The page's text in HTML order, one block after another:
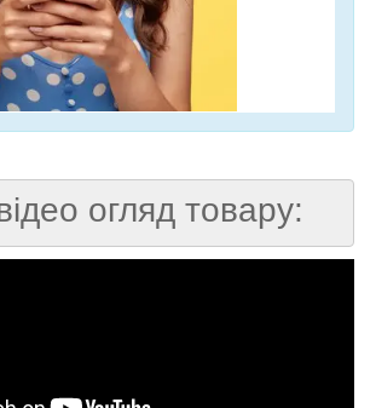
огляд товару: